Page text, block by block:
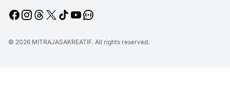
© 2026 MITRAJASAKREATIF. All rights reserved.